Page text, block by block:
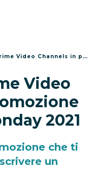
in promozione per il Cyber Monday 2021
Video
2021
che ti
un